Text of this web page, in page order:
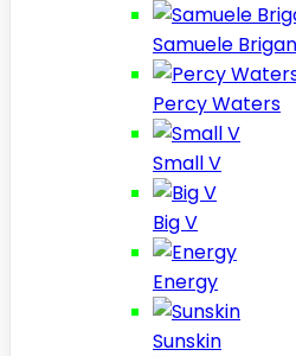
Samuele
Percy Waters
Small V
Big V
Energy
Sunskin